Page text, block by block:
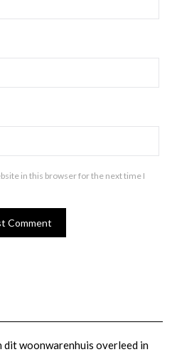
in this browser for the next time I
dit woonwarenhuis overleed in